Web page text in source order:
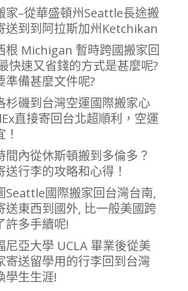
家–從華盛頓州Seattle長途搬
送到到阿拉斯加州Ketchikan
根 Michigan 暫時跨國搬家回
快速又省錢的方式是甚麼呢?
準備甚麼文件呢?
杉磯到台灣空運國際搬家心
直接寄回台北超順利，空運
間內從休斯頓搬到多倫多？
送行李的攻略和心得！
Seattle國際搬家回台灣台南,
送東西到國外, 比一般美國跨
許多手續呢!
尼亞大學 UCLA 畢業後從美
寄送留學用的行李回到台灣
學生生涯!